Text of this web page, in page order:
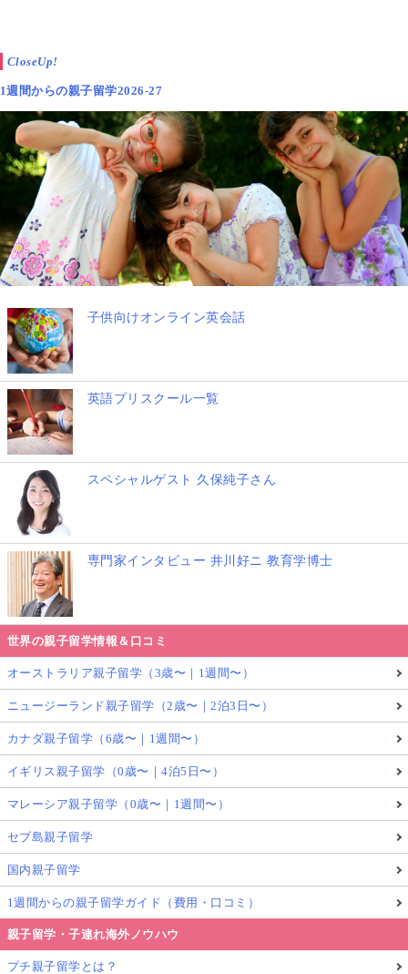
CloseUp!
1週間からの親子留学2026-27
子供向けオンライン英会話
英語プリスクール一覧
スペシャルゲスト 久保純子さん
専門家インタビュー 井川好ニ 教育学博士
世界の親子留学情報＆口コミ
オーストラリア親子留学（3歳〜｜1週間〜）
ニュージーランド親子留学（2歳〜｜2泊3日〜）
カナダ親子留学（6歳〜｜1週間〜）
イギリス親子留学（0歳〜｜4泊5日〜）
マレーシア親子留学（0歳〜｜1週間〜）
セブ島親子留学
国内親子留学
1週間からの親子留学ガイド（費用・口コミ）
親子留学・子連れ海外ノウハウ
プチ親子留学とは？